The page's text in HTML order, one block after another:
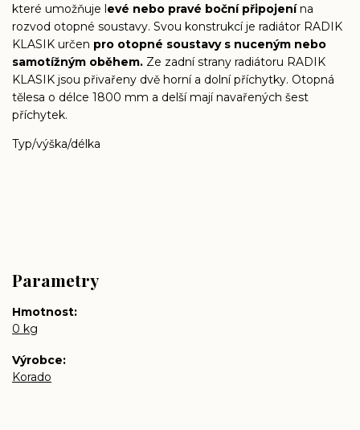
které umožňuje levé nebo pravé boční připojenína
rozvod otopné soustavy. Svou konstrukcí je radiátor RADIK
KLASIK určen pro otopné soustavy s nuceným nebo
samotížným oběhem. Ze zadní strany radiátoru RADIK
KLASIK jsou přivařeny dvě horní a dolní příchytky. Otopná
tělesa o délce 1800 mm a delší mají navařených šest
příchytek.
Typ/výška/délka
Parametry
Hmotnost
0 kg
Výrobce
Korado